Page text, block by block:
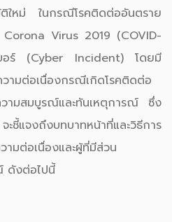
ใหม่ ในกรณีโรคติดต่ออันตราย
Corona Virus 2019 (COVID-
บอร์ (Cyber Incident) โดยมี
วามต่อเนื่องกรณีเกิดโรคติดต่อ
วามสมบูรณ์และทันเหตุการณ์ ซึ่ง
จงถึงบทบาทหน้าที่และวิธีการ
ามต่อเนื่องและผู้ที่มีส่วน
ดังต่อไปนี้